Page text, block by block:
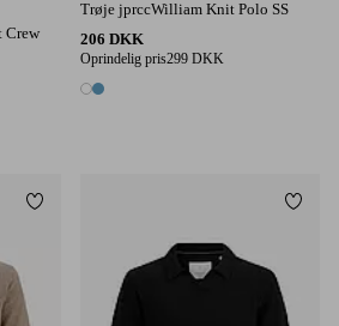
Crew
Trøje jprccWilliam Knit Polo SS
206 DKK
Oprindelig pris299 DKK
2 farver
Tilføj til favoritter